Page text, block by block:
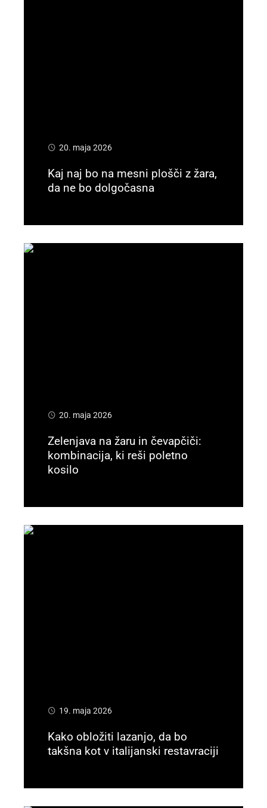
20. maja 2026
Kaj naj bo na mesni plošči z žara,
da ne bo dolgočasna
20. maja 2026
Zelenjava na žaru in čevapčiči:
kombinacija, ki reši poletno
kosilo
19. maja 2026
Kako obložiti lazanjo, da bo
takšna kot v italijanski restavraciji